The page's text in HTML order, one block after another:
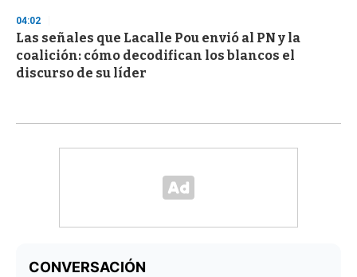
04:02
Las señales que Lacalle Pou envió al PN y la
coalición: cómo decodifican los blancos el
discurso de su líder